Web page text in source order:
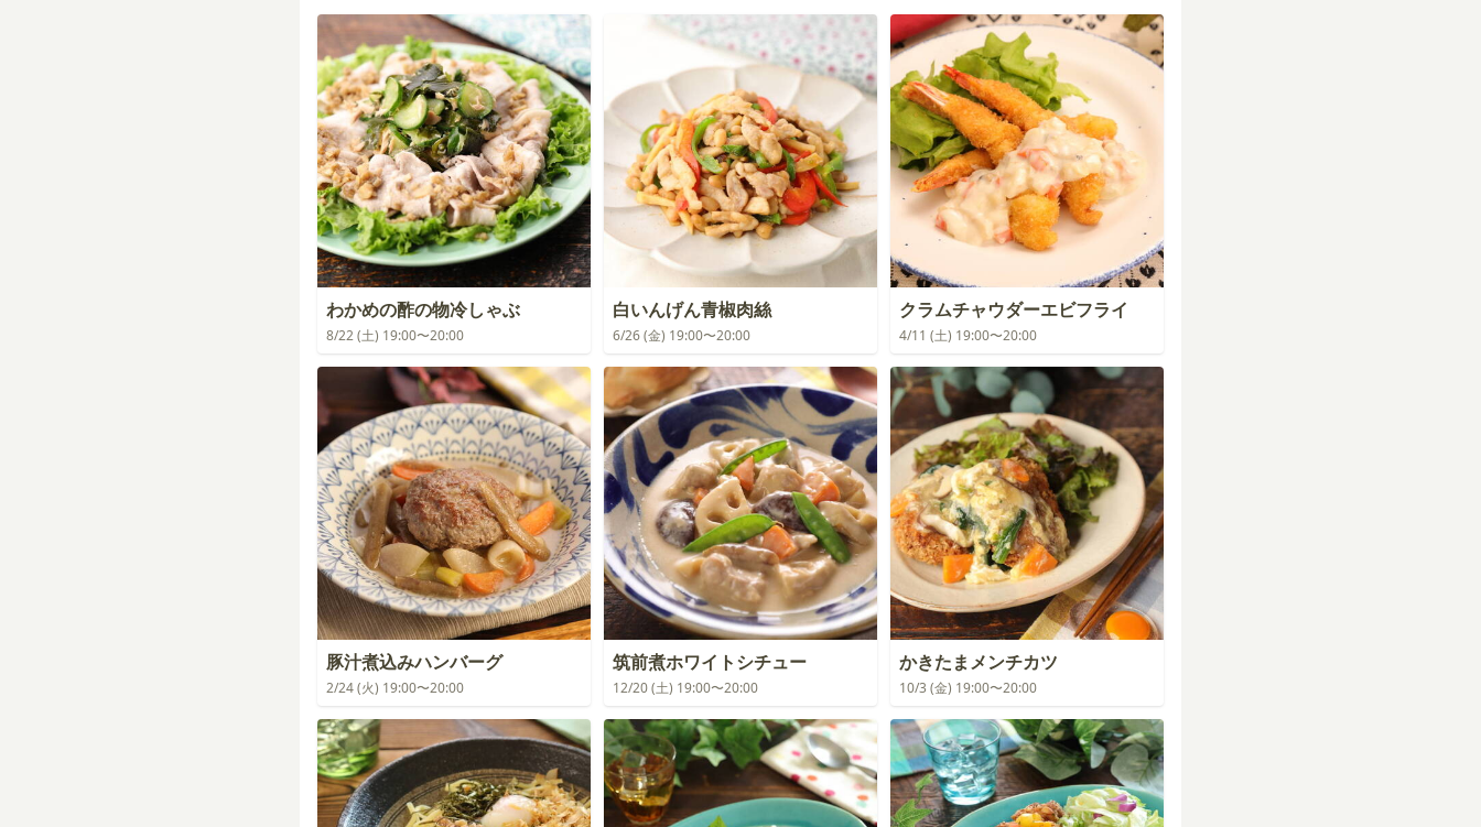
わかめの酢の物冷しゃぶ
8/22 (土) 19:00〜20:00
白いんげん青椒肉絲
6/26 (金) 19:00〜20:00
クラムチャウダーエビフライ
4/11 (土) 19:00〜20:00
豚汁煮込みハンバーグ
2/24 (火) 19:00〜20:00
筑前煮ホワイトシチュー
12/20 (土) 19:00〜20:00
かきたまメンチカツ
10/3 (金) 19:00〜20:00